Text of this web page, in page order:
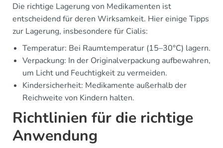
Die richtige Lagerung von Medikamenten ist
entscheidend für deren Wirksamkeit. Hier einige Tipps
zur Lagerung, insbesondere für Cialis:
Temperatur: Bei Raumtemperatur (15–30°C) lagern.
Verpackung: In der Originalverpackung aufbewahren,
um Licht und Feuchtigkeit zu vermeiden.
Kindersicherheit: Medikamente außerhalb der
Reichweite von Kindern halten.
Richtlinien für die richtige
Anwendung